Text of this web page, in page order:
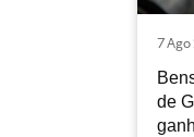
7 Ago
de